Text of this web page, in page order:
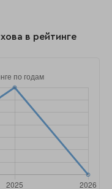
в рейтинге